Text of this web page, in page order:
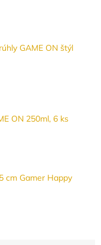
GAME ON štýl
ON 250ml, 6 ks
cm Gamer Happy